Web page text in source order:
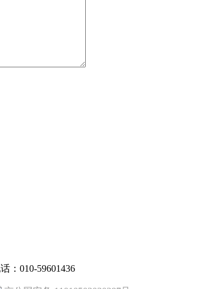
：010-59601436